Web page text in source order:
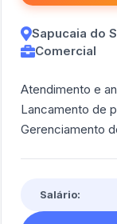
Sapucaia do
Comercial
Atendimento e
Lancamento de
Gerenciamento
Salário: